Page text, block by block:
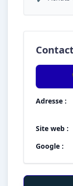
Adresse :
Site web :
Google :